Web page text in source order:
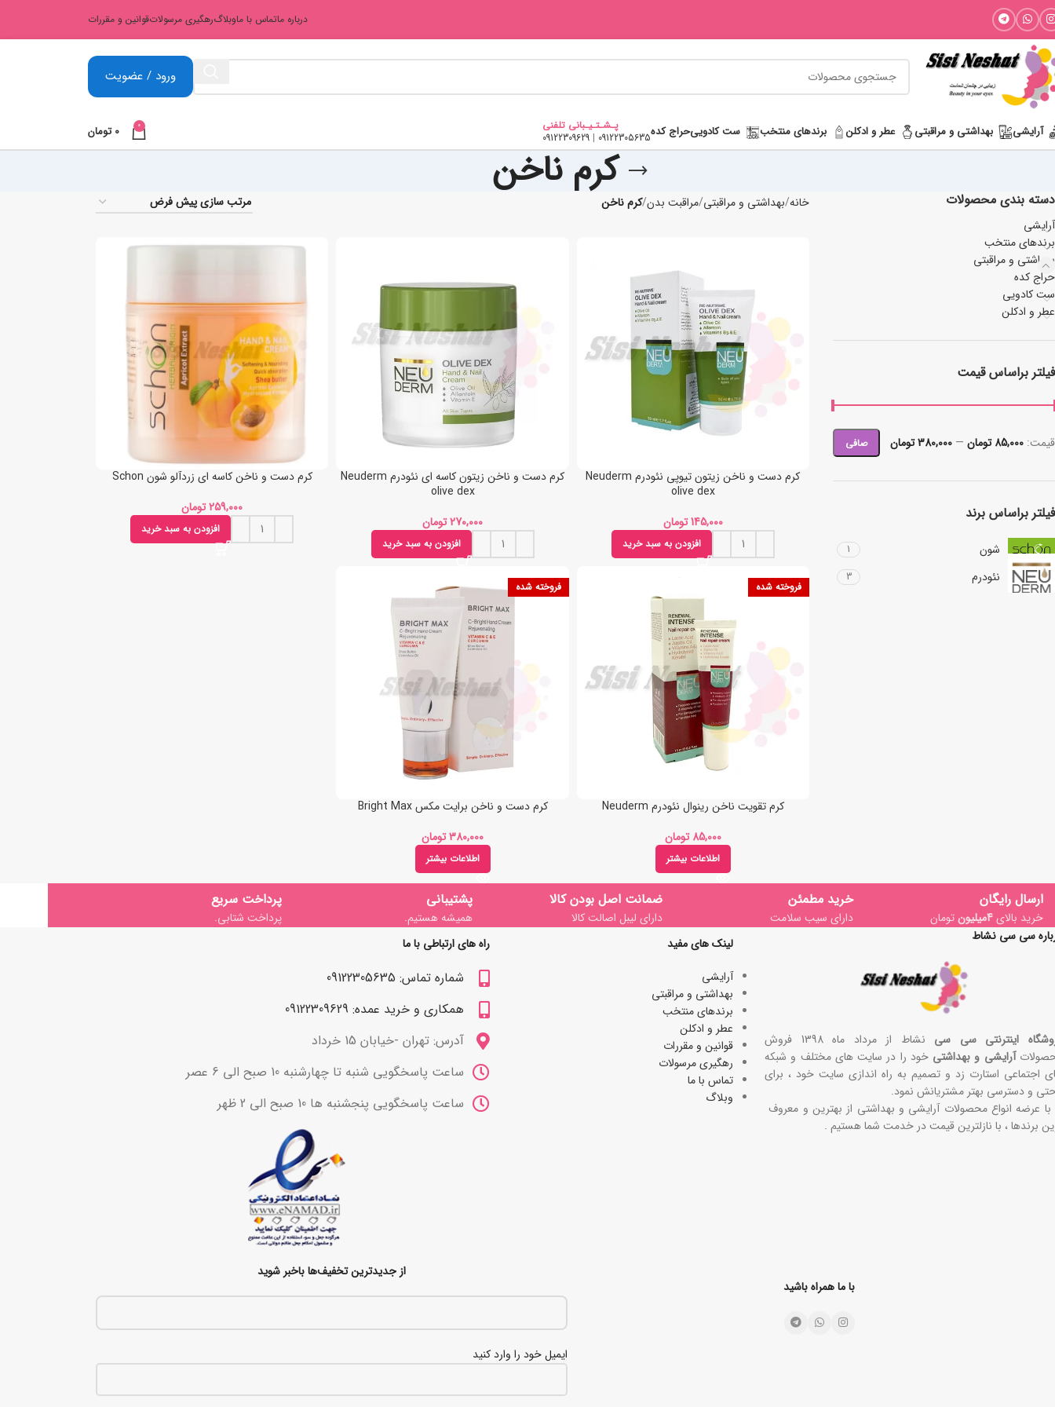
درباره ماتماس با ماوبلاگرهگیری مرسولاتقوانین و مقررات
ورود / عضویت
آرایشی بھداشتی و مراقبتی عطر و ادکلن برندهای منتخب ست کادوییحراج کده
پـشـتـیـبانی تلفنی
09122305635
|
09122309629
0
0 تومان
کرم ناخن
دسته بندی محصولات
آرایشی
برندهای منتخب
بھداشتی و مراقبتی
حراج کده
ست کادویی
عطر و ادکلن
فیلتر براساس قیمت
صافی قيمت: 85,000 تومان — 380,000 تومان
فیلتر براساس برند
شون 1
نئودرم 3
خانه بھداشتی و مراقبتی مراقبت بدن کرم ناخن
کرم دست و ناخن زیتون تیوپی نئودرم Neuderm
olive dex
تومان
افزودن به سبد خرید
کرم دست و ناخن زیتون کاسه ای نئودرم Neuderm
olive dex
تومان
افزودن به سبد خرید
کرم دست و ناخن کاسه ای زردآلو شون Schon
تومان
افزودن به سبد خرید
فروخته شده
کرم تقویت ناخن رینوال نئودرم Neuderm
تومان
اطلاعات بیشتر
فروخته شده
کرم دست و ناخن برایت مکس Bright Max
تومان
اطلاعات بیشتر
ارسال رایگان
خرید بالای4میلیون تومان
خرید مطمئن
دارای سیب سلامت
ضمانت اصل بودن کالا
دارای لیبل اصالت کالا
پشتیبانی
همیشه هستیم.
پرداخت سریع
پرداخت شتابی.
سی سی نشاط
اینترنتی سی سی
نشاط از مرداد ماه 1398 فروش
آرایشی و بهداشتی خود را در سایت های مختلف و شبکه
اجتماعی استارت زد و تصمیم به راه اندازی سایت خود ، برای
و دسترسی بهتر مشتریانش نمود.
با عرضه انواع محصولات آرایشی و بهداشتی از بهترین و معروف
برندها ، با نازلترین قیمت در خدمت شما هستیم .
لینک های مفید
آرایشی
بھداشتی و مراقبتی
برندهای منتخب
عطر و ادکلن
قوانین و مقررات
رهگیری مرسولات
تماس با ما
وبلاگ
راه های ارتباطی با ما
شماره تماس: 09122305635
همکاری و خرید عمده: 09122309629
آدرس: تهران -خیابان 15 خرداد
ساعت پاسخگویی شنبه تا چهارشنبه 10 صبح الی 6 عصر
ساعت پاسخگویی پنجشنبه ها 10 صبح الی 2 ظهر
با ما همراه باشید
از جدیدترین تخفیف‌ها باخبر شوید
ایمیل خود را وارد کنید